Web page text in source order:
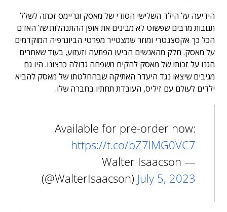
הידיעה על הילד השלישי הסודי של מאסק וגריימס זכתה לשלל
תגובות מרבים שפשוט לא מבינים את אופן ההתנהלות של האדם
הכל כך אקסצנטרי ומוזר שמצטייר מפרטי הביוגרפיה המוקדמים
על מאסק. חלק מהאנשים הביעו הפתעה וזעזוע, בעוד שאחרים
הגנו על זכותו של מאסק להקים משפחה גדולה כרצונו. היו גם
מגיבים שיצאו נגד היעדר האתיקה שבהחלטתו של מאסק להביא
ילדים לעולם עם זיליס, העובדת תחתיו בחברה שלו.
Available for pre-order now:
https://t.co/bZ7lMG0VC7
— Walter Isaacson
(@WalterIsaacson) July 5, 2023